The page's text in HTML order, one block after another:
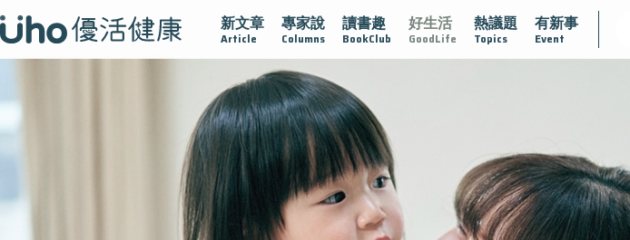
新文章
Article
專家說
Columns
讀書趣
BookClub
好生活
GoodLife
熱議題
Topics
有新事
Event
疫情保衛戰 再生醫學 愛的未來視 認識攝護腺肥大 守護骨骼健康 達文西手術專欄